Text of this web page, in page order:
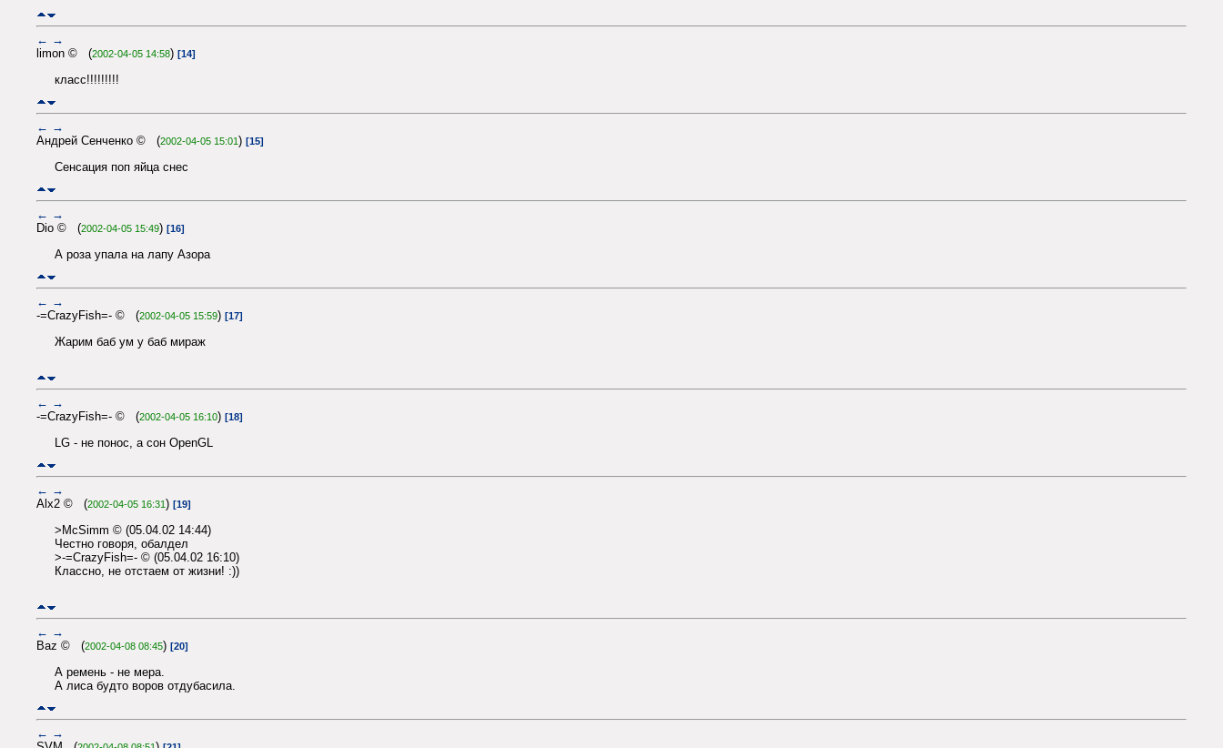
← →
limon © (2002-04-05 14:58) [14]
класс!!!!!!!!!
← →
Андрей Сенченко © (2002-04-05 15:01 ) [15]
Сенсация поп яйца снес
← →
Dio © (2002-04-05 15:49) [16]
А роза упала на лапу Азора
← →
-=CrazyFish=- © (2002-04-05 15:59) [17]
Жарим баб ум у баб мираж
← →
-=CrazyFish=- © (2002-04-05 16:10) [18]
LG - не понос, а сон OpenGL
← →
Alx2 © (2002-04-05 16:31 ) [19]
>McSimm © (05.04.02 14:44)
Честно говоря, обалдел
>-=CrazyFish=- © (05.04.02 16:10)
Классно, не отстаем от жизни! :))
← →
Baz © (2002-04-08 08:45) [20]
А ремень - не мера.
А лиса будто воров отдубасила.
← →